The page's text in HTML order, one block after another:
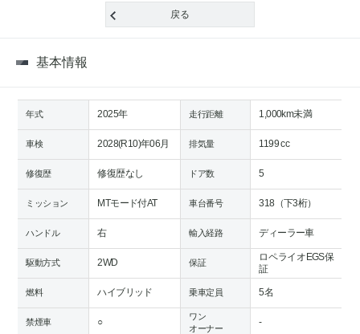
戻る
基本情報
年式 2025年 走行距離 1,000km未満
車検 2028(R10)年06月 排気量 1199 cc
修復歴 修復歴なし ドア数 5
ミッション MTモード付AT 車台番号 318（下3桁）
ハンドル 右 輸入経路 ディーラー車
駆動方式 2WD 保証
ロペライオEGS保
証
燃料 ハイブリッド 乗車定員 5名
禁煙車 ○
ワン
オーナー
-